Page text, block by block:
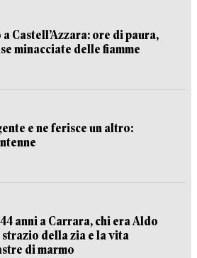
Castell’Azzara: ore di paura,
minacciate delle fiamme
e ne ferisce un altro:
anni a Carrara, chi era Aldo
della zia e la vita
di marmo